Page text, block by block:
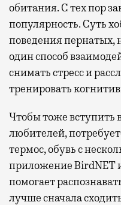
обитания. С тех пор
популярность. Суть
поведения пернатых,
один способ
снимать стресс и
тренировать
Чтобы тоже вступить
любителей,
термос, обувь с
приложение BirdNET
помогает
лучше сначала